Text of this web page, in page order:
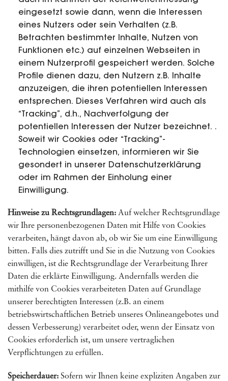
eingesetzt sowie dann, wenn die Interessen
eines Nutzers oder sein Verhalten (z.B.
Betrachten bestimmter Inhalte, Nutzen von
Funktionen etc.) auf einzelnen Webseiten in
einem Nutzerprofil gespeichert werden. Solche
Profile dienen dazu, den Nutzern z.B. Inhalte
anzuzeigen, die ihren potentiellen Interessen
entsprechen. Dieses Verfahren wird auch als
“Tracking”, d.h., Nachverfolgung der
potentiellen Interessen der Nutzer bezeichnet. .
Soweit wir Cookies oder “Tracking”-
Technologien einsetzen, informieren wir Sie
gesondert in unserer Datenschutzerklärung
oder im Rahmen der Einholung einer
Einwilligung.
Hinweise zu Rechtsgrundlagen: Auf welcher Rechtsgrundlage
wir Ihre personenbezogenen Daten mit Hilfe von Cookies
verarbeiten, hängt davon ab, ob wir Sie um eine Einwilligung
bitten. Falls dies zutrifft und Sie in die Nutzung von Cookies
einwilligen, ist die Rechtsgrundlage der Verarbeitung Ihrer
Daten die erklärte Einwilligung. Andernfalls werden die
mithilfe von Cookies verarbeiteten Daten auf Grundlage
unserer berechtigten Interessen (z.B. an einem
betriebswirtschaftlichen Betrieb unseres Onlineangebotes und
dessen Verbesserung) verarbeitet oder, wenn der Einsatz von
Cookies erforderlich ist, um unsere vertraglichen
Verpflichtungen zu erfüllen.
Speicherdauer: Sofern wir Ihnen keine expliziten Angaben zur